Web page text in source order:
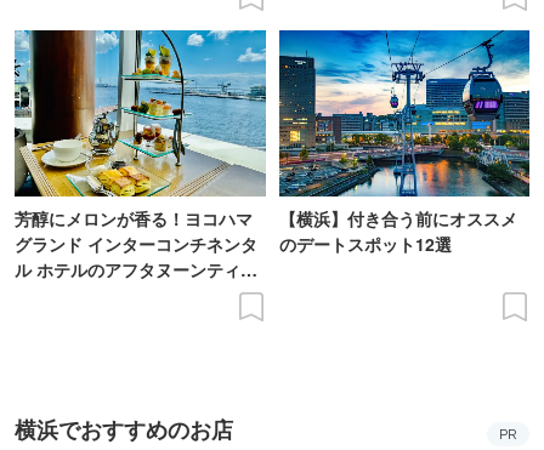
芳醇にメロンが香る！ヨコハマ
グランド インターコンチネンタ
ル ホテルのアフタヌーンティー
【横浜】付き合う前にオススメ
のデートスポット12選
横浜でおすすめのお店 PR